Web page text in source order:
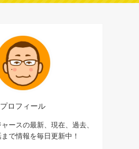
プロフィール
ースの最新、現在、過去、
で情報を毎日更新中！